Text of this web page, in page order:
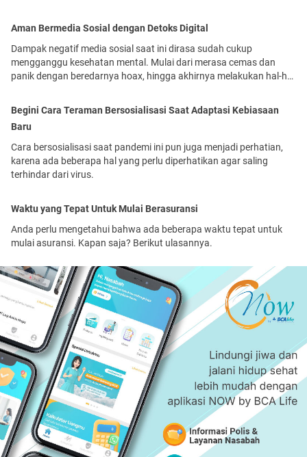
Aman Bermedia Sosial dengan Detoks Digital
Dampak negatif media sosial saat ini dirasa sudah cukup
mengganggu kesehatan mental. Mulai dari merasa cemas dan
panik dengan beredarnya hoax, hingga akhirnya melakukan hal-hal
Begini Cara Teraman Bersosialisasi Saat Adaptasi Kebiasaan
Baru
Cara bersosialisasi saat pandemi ini pun juga menjadi perhatian,
karena ada beberapa hal yang perlu diperhatikan agar saling
terhindar dari virus.
Waktu yang Tepat Untuk Mulai Berasuransi
Anda perlu mengetahui bahwa ada beberapa waktu tepat untuk
mulai asuransi. Kapan saja? Berikut ulasannya.